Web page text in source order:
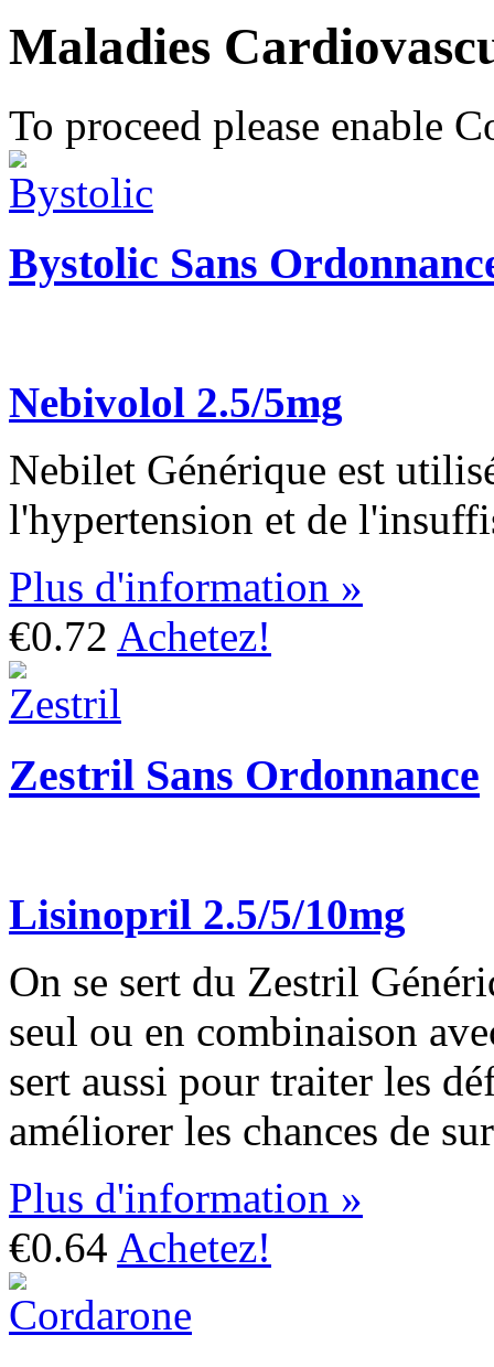
Maladies
To proceed please enable
Bystolic Sans
Nebivolol 2.5/5mg
Nebilet Générique est
l'hypertension et de
Plus d'information »
€0.72 Achetez!
Zestril Sans Ordonnance
Lisinopril 2.5/5/10mg
On se sert du Zestril
seul ou en combinaison
sert aussi pour traiter les
améliorer les chances de
Plus d'information »
€0.64 Achetez!